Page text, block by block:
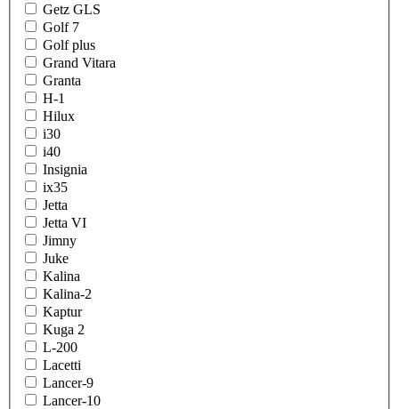
Getz GLS
Golf 7
Golf plus
Grand Vitara
Granta
H-1
Hilux
i30
i40
Insignia
ix35
Jetta
Jetta VI
Jimny
Juke
Kalina
Kalina-2
Kaptur
Kuga 2
L-200
Lacetti
Lancer-9
Lancer-10